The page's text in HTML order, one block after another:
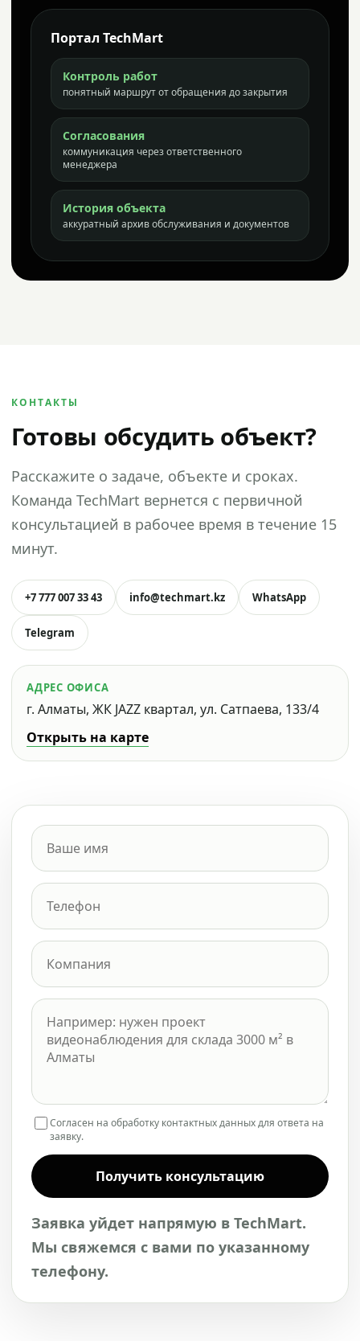
Портал TechMart
Контроль работ
понятный маршрут от обращения до закрытия
Согласования
коммуникация через ответственного
менеджера
История объекта
аккуратный архив обслуживания и документов
КОНТАКТЫ
Готовы обсудить объект?
Расскажите о задаче, объекте и сроках.
Команда TechMart вернется с первичной
консультацией в рабочее время в течение 15
минут.
+7 777 007 33 43 info@techmart.kz WhatsApp
Telegram
АДРЕС ОФИСА
г. Алматы, ЖК JAZZ квартал, ул. Сатпаева, 133/4
Открыть на карте
Согласен на обработку контактных данных для ответа на
заявку.
Получить консультацию
Заявка уйдет напрямую в TechMart.
Мы свяжемся с вами по указанному
телефону.